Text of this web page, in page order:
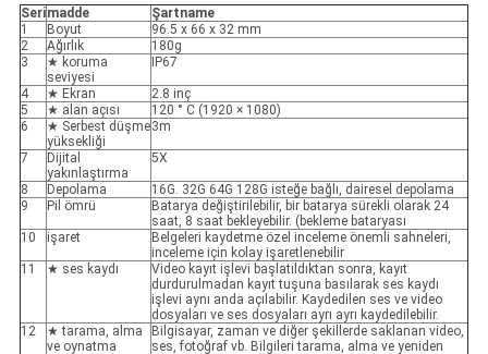
Serimadde
Şartname
1
Boyut
96.5 x 66 x 32 mm
2
Ağırlık
180g
3
★ koruma
seviyesi
IP67
4 ★ Ekran
2.8 inç
5
★ alan açısı
120 ° C (1920 × 1080)
6
★ Serbest düşme
yüksekliği
3m
7
Dijital
yakınlaştırma
5X
8 Depolama
16G. 32G 64G 128G isteğe bağlı, dairesel depolama
9
Pil ömrü
Batarya değiştirilebilir, bir batarya sürekli olarak 24
saat, 8 saat bekleyebilir. (bekleme bataryası
10
işaret
Belgeleri kaydetme özel inceleme önemli sahneleri,
inceleme için kolay işaretlenebilir
11
★ ses kaydı
Video kayıt işlevi başlatıldıktan sonra, kayıt
durdurulmadan kayıt tuşuna basılarak ses kaydı
işlevi aynı anda açılabilir. Kaydedilen ses ve video
dosyaları ve ses dosyaları ayrı ayrı kaydedilebilir.
12
★ tarama, alma
ve oynatma
Bilgisayar, zaman ve diğer şekillerde saklanan video,
ses, fotoğraf vb. Bilgileri tarama, alma ve yeniden